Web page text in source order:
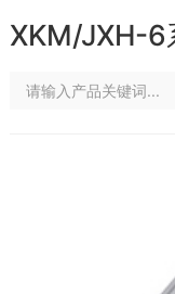
XKM/JXH-6